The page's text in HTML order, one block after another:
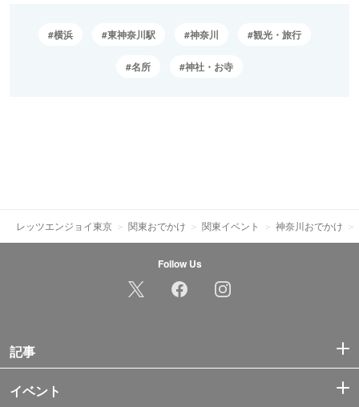
横浜 東神奈川駅 神奈川 観光・旅行
名所 神社・お寺
レッツエンジョイ東京 関東おでかけ 関東イベント 神奈川おでかけ
Follow Us
記事
イベント